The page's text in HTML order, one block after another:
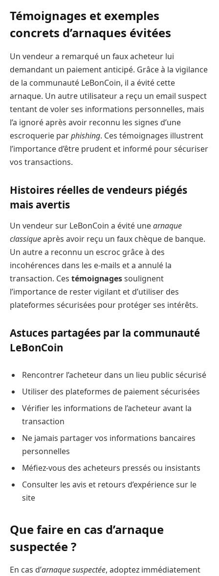
Témoignages et exemples
concrets d’arnaques évitées
Un vendeur a remarqué un faux acheteur lui
demandant un paiement anticipé. Grâce à la vigilance
de la communauté LeBonCoin, il a évité cette
arnaque. Un autre utilisateur a reçu un email suspect
tentant de voler ses informations personnelles, mais
l’a ignoré après avoir reconnu les signes d’une
escroquerie parphishing. Ces témoignages illustrent
l’importance d’être prudent et informé pour sécuriser
vos transactions.
Histoires réelles de vendeurs piégés
mais avertis
Un vendeur sur LeBonCoin a évité unearnaque
classiqueaprès avoir reçu un faux chèque de banque.
Un autre a reconnu un escroc grâce à des
incohérences dans les e-mails et a annulé la
transaction. Ces témoignagessoulignent
l’importance de rester vigilant et d’utiliser des
plateformes sécurisées pour protéger ses intérêts.
Astuces partagées par la communauté
LeBonCoin
Rencontrer l’acheteur dans un lieu public sécurisé
Utiliser des plateformes de paiement sécurisées
Vérifier les informations de l’acheteur avant la
transaction
Ne jamais partager vos informations bancaires
personnelles
Méfiez-vous des acheteurs pressés ou insistants
Consulter les avis et retours d’expérience sur le
site
Que faire en cas d’arnaque
suspectée ?
En cas d’arnaque suspectée, adoptez immédiatement